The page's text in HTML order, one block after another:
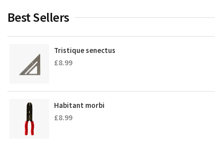
Best Sellers
Tristique senectus
£8.99
Habitant morbi
£8.99